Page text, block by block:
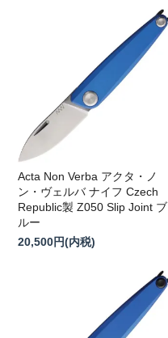
Acta Non Verba アクタ・ノ
ン・ヴェルバ ナイフ Czech
Republic製 Z050 Slip Joint ブ
ルー
20,500円(内税)